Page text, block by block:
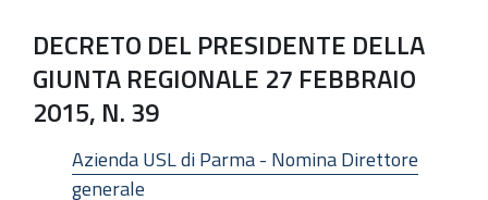
DECRETO DEL PRESIDENTE DELLA
GIUNTA REGIONALE 27 FEBBRAIO
2015, N. 39
Azienda USL di Parma - Nomina Direttore
generale